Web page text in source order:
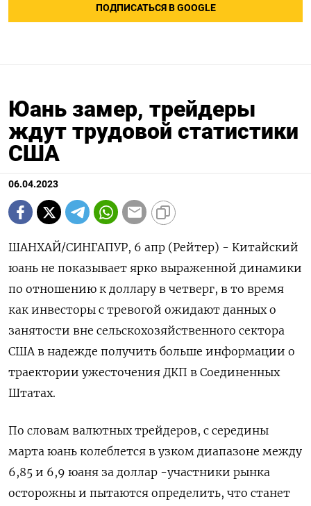
ПОДПИСАТЬСЯ В GOOGLE
Юань замер, трейдеры
ждут трудовой статистики
США
06.04.2023
ШАНХАЙ/СИНГАПУР, 6 апр (Рейтер) - Китайский
юань не показывает ярко выраженной динамики
по отношению к доллару в четверг, в то время
как инвесторы с тревогой ожидают данных о
занятости вне сельскохозяйственного сектора
США в надежде получить больше информации о
траектории ужесточения ДКП в Соединенных
Штатах.
По словам валютных трейдеров, с середины
марта юань колеблется в узком диапазоне между
6,85 и 6,9 юаня за доллар -участники рынка
осторожны и пытаются определить, что станет